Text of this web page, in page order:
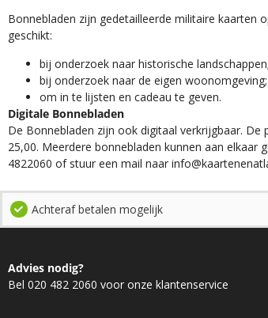
Bonnebladen zijn gedetailleerde militaire kaarten
geschikt:​
​bij onderzoek naar historische landschappen;
bij onderzoek naar de eigen woonomgeving;
om in te lijsten en cadeau te geven.
Digitale Bonnebladen
De Bonnebladen zijn ook digitaal verkrijgbaar. De
25,00. Meerdere bonnebladen kunnen aan
4822060 of stuur een mail naar
Achteraf betalen mogelijk
Advies nodig?
Bel 020 482 2060 voor onze klantenservice